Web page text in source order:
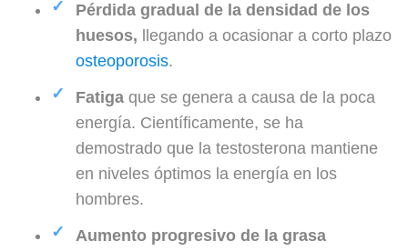
Pérdida gradual de la densidad de los
huesos, llegando a ocasionar a corto plazo
osteoporosis.
Fatiga que se genera a causa de la poca
energía. Científicamente, se ha
demostrado que la testosterona mantiene
en niveles óptimos la energía en los
hombres.
Aumento progresivo de la grasa